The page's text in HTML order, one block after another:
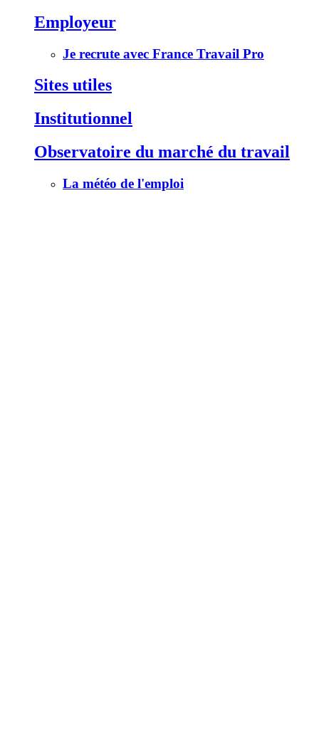
Employeur
Je recrute avec France Travail Pro
Sites utiles
Institutionnel
Observatoire du marché du travail
La météo de l'emploi